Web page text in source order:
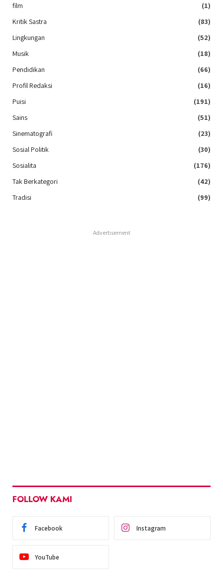
film
(1)
Kritik Sastra
(83)
Lingkungan
(52)
Musik
(18)
Pendidikan
(66)
Profil Redaksi
(16)
Puisi
(191)
Sains
(51)
Sinematografi
(23)
Sosial Politik
(30)
Sosialita
(176)
Tak Berkategori
(42)
Tradisi
(99)
Advertisement
FOLLOW KAMI
Facebook Instagram
YouTube